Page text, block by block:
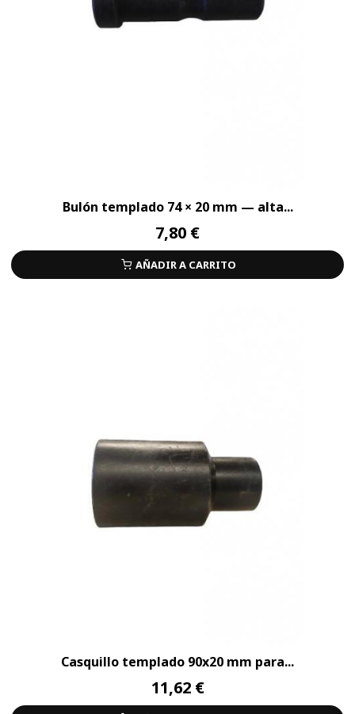
Bulón templado 74 × 20 mm — alta...
7,80 €
AÑADIR A CARRITO
Casquillo templado 90x20 mm para...
11,62 €